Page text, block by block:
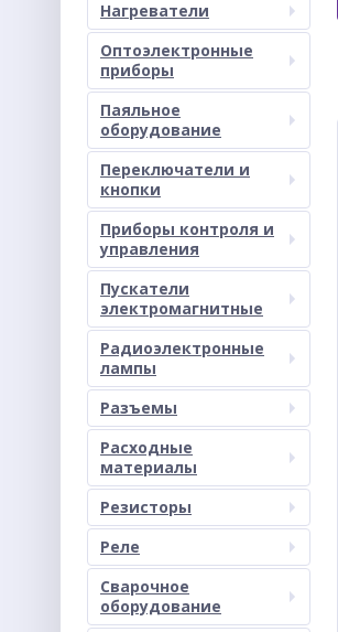
Нагреватели
Оптоэлектронные
приборы
Паяльное
оборудование
Переключатели и
кнопки
Приборы контроля и
управления
Пускатели
электромагнитные
Радиоэлектронные
лампы
Разъемы
Расходные
материалы
Резисторы
Реле
Сварочное
оборудование